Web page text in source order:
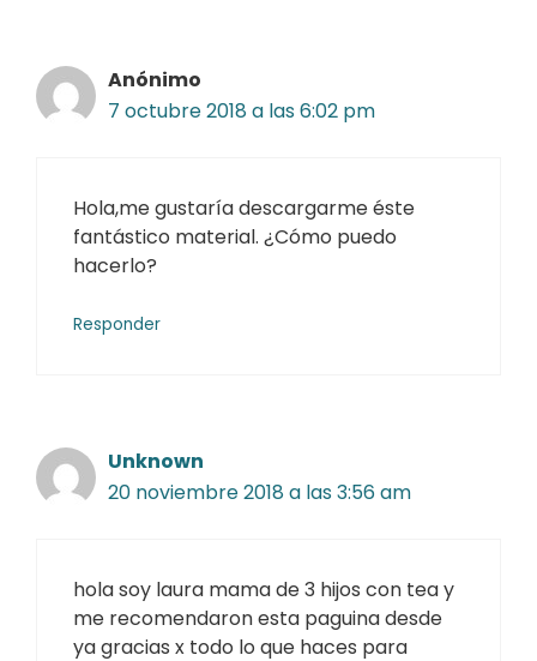
Anónimo
7 octubre 2018 a las 6:02 pm
Hola,me gustaría descargarme éste
fantástico material. ¿Cómo puedo
hacerlo?
Responder
Unknown
20 noviembre 2018 a las 3:56 am
hola soy laura mama de 3 hijos con tea y
me recomendaron esta paguina desde
ya gracias x todo lo que haces para